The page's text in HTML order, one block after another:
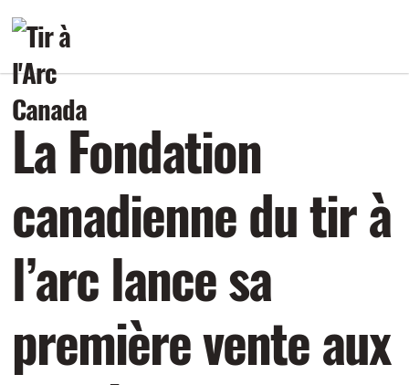
La Fondation
canadienne du tir à
l’arc lance sa
première vente aux